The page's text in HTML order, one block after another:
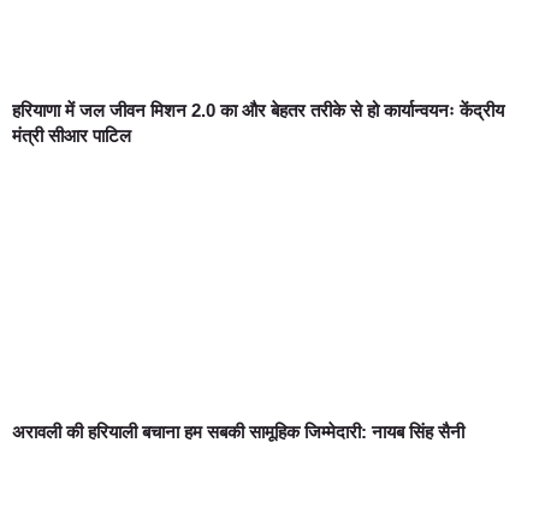
हरियाणा में जल जीवन मिशन 2.0 का और बेहतर तरीके से हो कार्यान्वयनः केंद्रीय
मंत्री सीआर पाटिल
अरावली की हरियाली बचाना हम सबकी सामूहिक जिम्मेदारी: नायब सिंह सैनी